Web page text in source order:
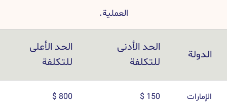
العملية.
الدولة
الحد الأدنى
للتكلفة
الحد الأعلى
للتكلفة
الإمارات 150 $
800 $